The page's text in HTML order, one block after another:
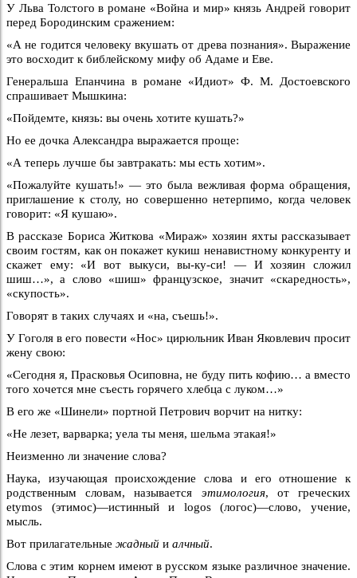
У Льва Толстого в романе «Война и мир» князь Андрей говорит
перед Бородинским сражением:
«А не годится человеку вкушать от древа познания». Выражение
это восходит к библейскому мифу об Адаме и Еве.
Генеральша Епанчина в романе «Идиот» Ф. М. Достоевского
спрашивает Мышкина:
«Пойдемте, князь: вы очень хотите кушать?»
Но ее дочка Александра выражается проще:
«А теперь лучше бы завтракать: мы есть хотим».
«Пожалуйте кушать!» — это была вежливая форма обращения,
приглашение к столу, но совершенно нетерпимо, когда человек
говорит: «Я кушаю».
В рассказе Бориса Житкова «Мираж» хозяин яхты рассказывает
своим гостям, как он покажет кукиш ненавистному конкуренту и
скажет ему: «И вот выкуси, вы-ку-си! — И хозяин сложил
шиш…», а слово «шиш» французское, значит «скаредность»,
«скупость».
Говорят в таких случаях и «на, съешь!».
У Гоголя в его повести «Нос» цирюльник Иван Яковлевич просит
жену свою:
«Сегодня я, Прасковья Осиповна, не буду пить кофию… а вместо
того хочется мне съесть горячего хлебца с луком…»
В его же «Шинели» портной Петрович ворчит на нитку:
«Не лезет, варварка; уела ты меня, шельма этакая!»
Неизменно ли значение слова?
Наука, изучающая происхождение слова и его отношение к
родственным словам, называется этимология, от греческих
etymos (этимос)—истинный и logos (логос)—слово, учение,
мысль.
Вот прилагательные жадный и алчный.
Слова с этим корнем имеют в русском языке различное значение.